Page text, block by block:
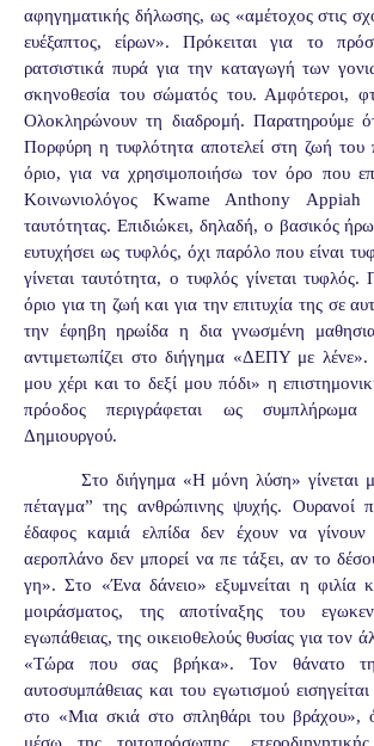
αφηγηματικής δήλωσης, ως «αμέτοχος στις
ευέξαπτος, είρων». Πρόκειται για το
ρατσιστικά πυρά για την καταγωγή των
σκηνοθεσία του σώματός του. Αμφότεροι,
Ολοκληρώνουν τη διαδρομή. Παρατηρούμε
Πορφύρη η τυφλότητα αποτελεί στη ζωή του
όριο, για να χρησιμοποιήσω τον όρο που
Κοινωνιολόγος Kwame Anthony
ταυτότητας. Επιδιώκει, δηλαδή, ο βασικός
ευτυχήσει ως τυφλός, όχι παρόλο που είναι
γίνεται ταυτότητα, ο τυφλός γίνεται τυφλός.
όριο για τη ζωή και για την επιτυχία της σε
την έφηβη ηρωίδα η δια γνωσμένη
αντιμετωπίζει στο διήγημα «ΔΕΠΥ με
μου χέρι και το δεξί μου πόδι» η
πρόοδος περιγράφεται ως
Δημιουργού.
Στο διήγημα «Η μόνη λύση» γίνεται
πέταγμα” της ανθρώπινης ψυχής. Ουρανοί
έδαφος καμιά ελπίδα δεν έχουν να γίνουν
αεροπλάνο δεν μπορεί να πε τάξει, αν το
γη». Στο «Ένα δάνειο» εξυμνείται η φιλία
μοιράσματος, της αποτίναξης του
εγωπάθειας, της οικειοθελούς θυσίας για τον
«Τώρα που σας βρήκα». Τον θάνατο της
αυτοσυμπάθειας και του εγωτισμού
στο «Μια σκιά στο σπληθάρι του βράχου»,